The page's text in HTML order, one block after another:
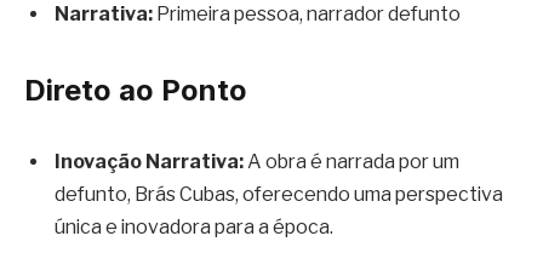
Narrativa: Primeira pessoa, narrador defunto
Direto ao Ponto
Inovação Narrativa:A obra é narrada por um
defunto, Brás Cubas, oferecendo uma perspectiva
única e inovadora para a época.